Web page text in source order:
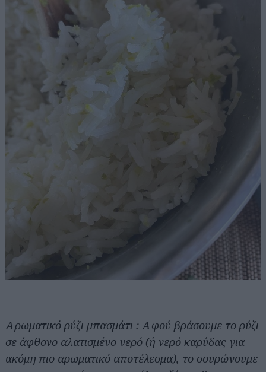
Αρωματικό ρύζι μπασμάτι : Αφού βράσουμε το ρύζι
σε άφθονο αλατισμένο νερό (ή νερό καρύδας για
ακόμη πιο αρωματικό αποτέλεσμα), το σουρώνουμε